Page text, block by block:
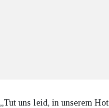
„Tut uns leid, in unserem